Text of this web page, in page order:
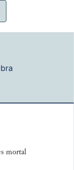
mortal